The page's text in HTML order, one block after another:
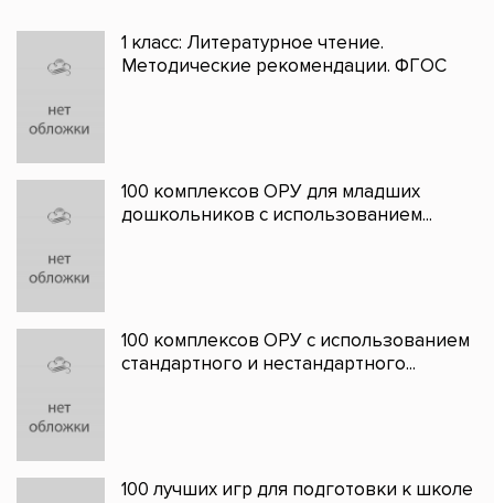
1 класс: Литературное чтение.
Методические рекомендации. ФГОС
100 комплексов ОРУ для младших
дошкольников с использованием...
100 комплексов ОРУ с использованием
стандартного и нестандартного...
100 лучших игр для подготовки к школе